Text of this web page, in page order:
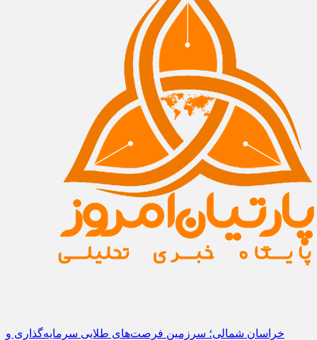
خراسان شمالی؛ سرزمین فرصت‌های طلایی سرمایه‌گذاری و